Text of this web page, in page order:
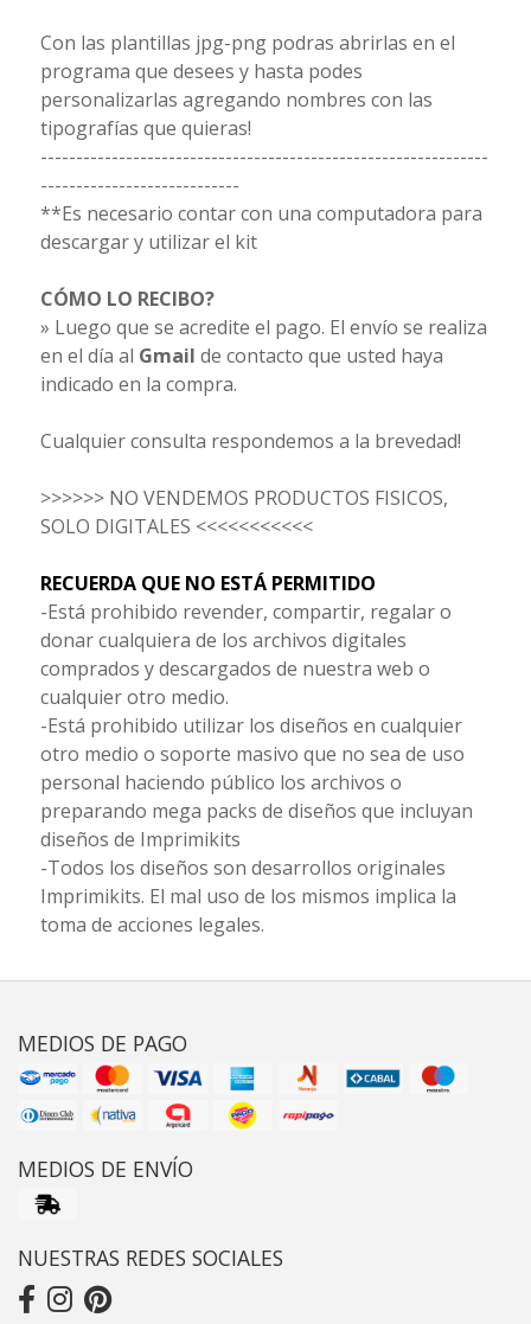
Con las plantillas jpg-png podras abrirlas en el
programa que desees y hasta podes
personalizarlas agregando nombres con las
tipografías que quieras!
---------------------------------------------------------------
----------------------------
**Es necesario contar con una computadora para
descargar y utilizar el kit
CÓMO LO RECIBO?
» Luego que se acredite el pago. El envío se realiza
en el día al Gmail de contacto que usted haya
indicado en la compra.
Cualquier consulta respondemos a la brevedad!
>>>>>> NO VENDEMOS PRODUCTOS FISICOS,
SOLO DIGITALES <<<<<<<<<<<
RECUERDA QUE NO ESTÁ PERMITIDO
-Está prohibido revender, compartir, regalar o
donar cualquiera de los archivos digitales
comprados y descargados de nuestra web o
cualquier otro medio.
-Está prohibido utilizar los diseños en cualquier
otro medio o soporte masivo que no sea de uso
personal haciendo público los archivos o
preparando mega packs de diseños que incluyan
diseños de Imprimikits
-Todos los diseños son desarrollos originales
Imprimikits. El mal uso de los mismos implica la
toma de acciones legales.
MEDIOS DE PAGO
MEDIOS DE ENVÍO
NUESTRAS REDES SOCIALES